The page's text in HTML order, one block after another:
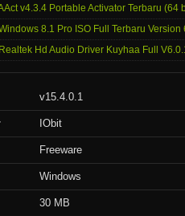
v4.3.4 Portable Activator Terbaru (64
8.1 Pro ISO Full Terbaru Version
Hd Audio Driver Kuyhaa Full
v15.4.0.1
IObit
Freeware
Windows
30 MB